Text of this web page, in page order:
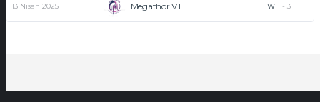
13 Nisan 2025 Megathor VT W 1 - 3